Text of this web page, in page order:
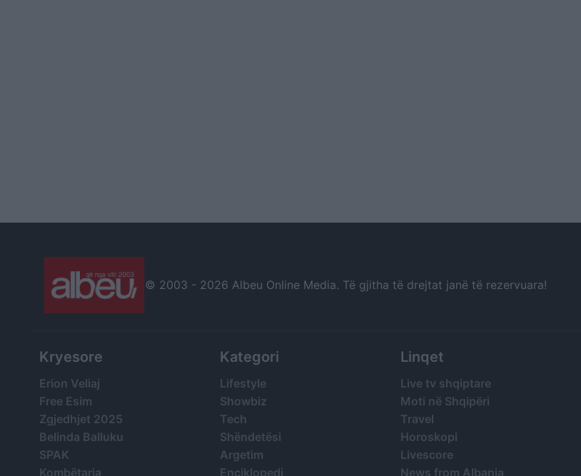
© 2003 - 2026 Albeu Online Media. Të gjitha të drejtat janë të rezervuara!
Kryesore
Erion Veliaj
Free Esim
Zgjedhjet 2025
Belinda Balluku
SPAK
Kombëtarja
Kategori
Lifestyle
Showbiz
Tech
Shëndetësi
Argetim
Enciklopedi
Linqet
Live tv shqiptare
Moti në Shqipëri
Travel
Horoskopi
Livescore
News from Albania